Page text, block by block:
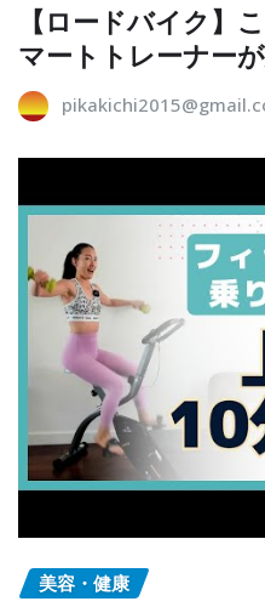
【ロードバイク】
マートトレーナー
美容・健康